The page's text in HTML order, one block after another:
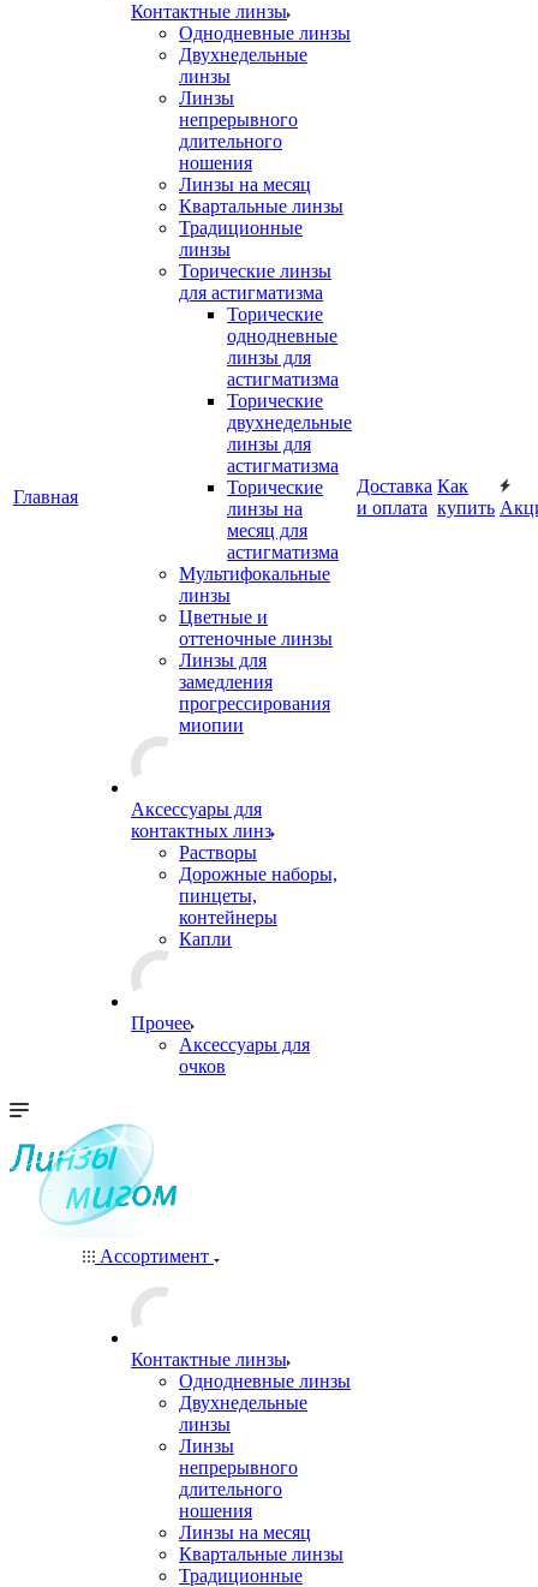
Главная
Контактные линзы
Однодневные линзы
Двухнедельные
линзы
Линзы
непрерывного
длительного
ношения
Линзы на месяц
Квартальные линзы
Традиционные
линзы
Торические линзы
для астигматизма
Торические
однодневные
линзы для
астигматизма
Торические
двухнедельные
линзы для
астигматизма
Торические
линзы на
месяц для
астигматизма
Мультифокальные
линзы
Цветные и
оттеночные линзы
Линзы для
замедления
прогрессирования
миопии
Аксессуары для
контактных линз
Растворы
Дорожные наборы,
пинцеты,
контейнеры
Капли
Прочее
Аксессуары для
очков
Доставка
и оплата
Как
купить
Ассортимент
Контактные линзы
Однодневные линзы
Двухнедельные
линзы
Линзы
непрерывного
длительного
ношения
Линзы на месяц
Квартальные линзы
Традиционные